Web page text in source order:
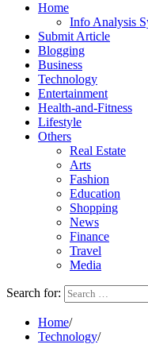
Home
Info Analysis
Submit Article
Blogging
Business
Technology
Entertainment
Health-and-Fitness
Lifestyle
Others
Real Estate
Arts
Fashion
Education
Shopping
News
Finance
Travel
Media
Search for:
Home
Technology